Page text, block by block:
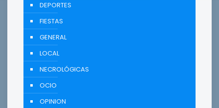
DEPORTES
FIESTAS
GENERAL
LOCAL
NECROLÓGICAS
OCIO
OPINION